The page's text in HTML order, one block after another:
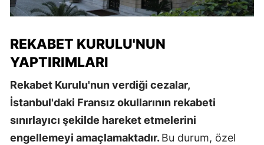
REKABET KURULU'NUN
YAPTIRIMLARI
Rekabet Kurulu'nun verdiği cezalar,
İstanbul'daki Fransız okullarının rekabeti
sınırlayıcı şekilde hareket etmelerini
engellemeyi amaçlamaktadır.Bu durum, özel